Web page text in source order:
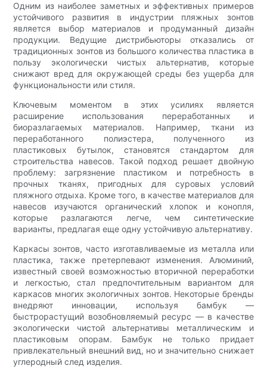
Одним из наиболее заметных и эффективных примеров
устойчивого развития в индустрии пляжных зонтов
является выбор материалов и продуманный дизайн
продукции. Ведущие дистрибьюторы отказались от
традиционных зонтов из большого количества пластика в
пользу экологически чистых альтернатив, которые
снижают вред для окружающей среды без ущерба для
функциональности или стиля.
Ключевым моментом в этих усилиях является
расширение использования переработанных и
биоразлагаемых материалов. Например, ткани из
переработанного полиэстера, полученного из
пластиковых бутылок, становятся стандартом для
строительства навесов. Такой подход решает двойную
проблему: загрязнение пластиком и потребность в
прочных тканях, пригодных для суровых условий
пляжного отдыха. Кроме того, в качестве материалов для
навесов изучаются органический хлопок и конопля,
которые разлагаются легче, чем синтетические
варианты, предлагая еще одну устойчивую альтернативу.
Каркасы зонтов, часто изготавливаемые из металла или
пластика, также претерпевают изменения. Алюминий,
известный своей возможностью вторичной переработки
и легкостью, стал предпочтительным вариантом для
каркасов многих экологичных зонтов. Некоторые бренды
внедряют инновации, используя бамбук —
быстрорастущий возобновляемый ресурс — в качестве
экологически чистой альтернативы металлическим и
пластиковым опорам. Бамбук не только придает
привлекательный внешний вид, но и значительно снижает
углеродный след изделия.